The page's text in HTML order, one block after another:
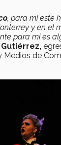
, para mi este
y en el
para mi es
Gutiérrez,
Medios de